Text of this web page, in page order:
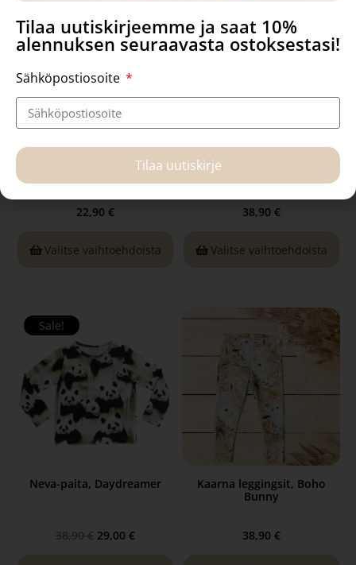
Kaarna leggingsit, beige
22,90 €
Valitse vaihtoehdoista
Kaarna-leggingsit,
38,90 €
Valitse vaihtoehdoista
Sale!
Neva-paita, Daydreamer
38,90 € 29,00 €
Kaarna leggingsit, Boho
Bunny
38,90 €
Tilaa uutiskirjeemme ja saat 10%
alennuksen seuraavasta ostoksestasi!
Sähköpostiosoite
Tilaa uutiskirje